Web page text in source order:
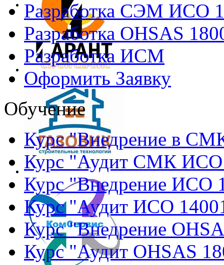
Разработка СЭМ ИСО
Разработка OHSAS
Разработка ИСМ
Оформить Заявку
Обучение
Курс "Внедрение в
Курс "Аудит СМК ИСО
Курс "Внедрение ИСО
Курс "Аудит ИСО
Курс "Внедрение
Курс "Аудит OHSAS